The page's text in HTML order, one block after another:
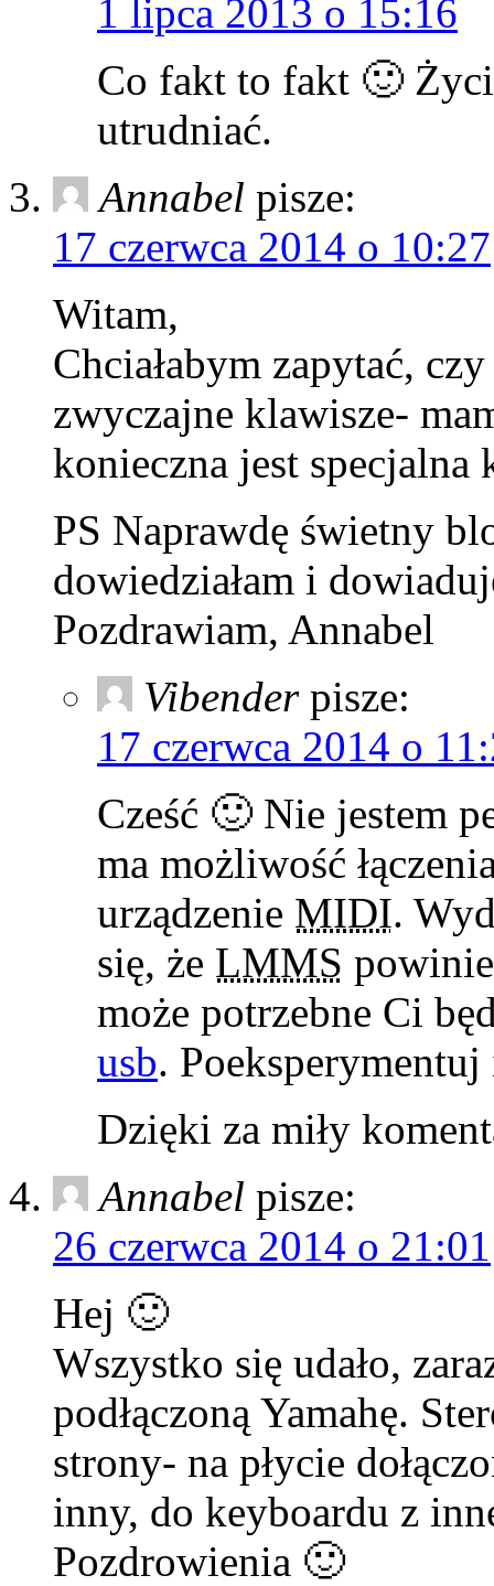
1 lipca 2013 o 15:16
Co fakt to fakt 🙂
utrudniać.
Annabel pisze:
17 czerwca 2014 o 10:27
Witam,
Chciałabym zapytać,
zwyczajne klawisze-
konieczna jest specjalna
PS Naprawdę świetny
dowiedziałam i
Pozdrawiam, Annabel
Vibender pisze:
17 czerwca 2014 o
Cześć 🙂 Nie jestem
ma możliwość
urządzenie MIDI.
się, że LMMS
może potrzebne Ci
usb. Poeksperymentuj
Dzięki za miły
Annabel pisze:
26 czerwca 2014 o 21:01
Hej 🙂
Wszystko się udało,
podłączoną Yamahę.
strony- na płycie
inny, do keyboardu z
Pozdrowienia 🙂